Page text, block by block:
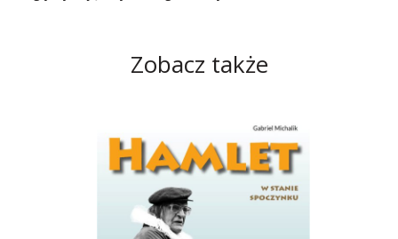
Zobacz także